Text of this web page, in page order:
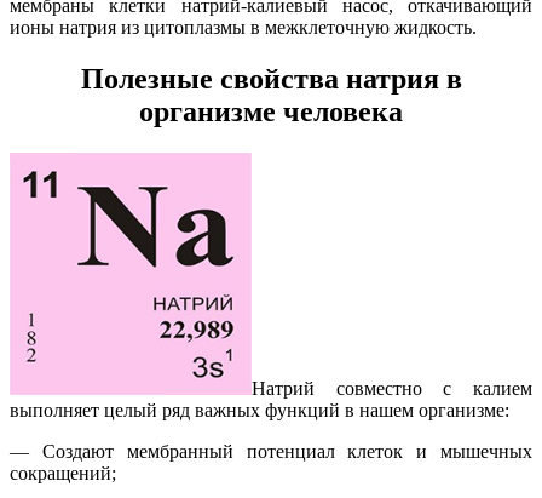
мембраны клетки натрий-калиевый насос, откачивающий
ионы натрия из цитоплазмы в межклеточную жидкость.
Полезные свойства натрия в
организме человека
Натрий совместно с калием
выполняет целый ряд важных функций в нашем организме:
— Создают мембранный потенциал клеток и мышечных
сокращений;